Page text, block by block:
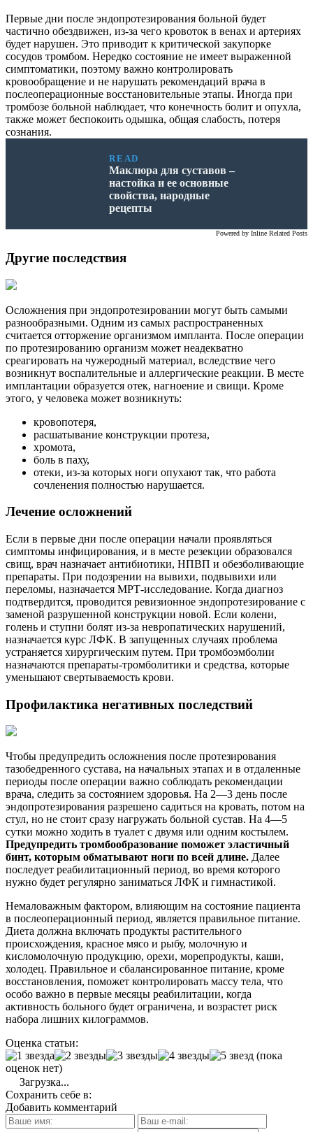
Первые дни после эндопротезирования больной будет
частично обездвижен, из-за чего кровоток в венах и артериях
будет нарушен. Это приводит к критической закупорке
сосудов тромбом. Нередко состояние не имеет выраженной
симптоматики, поэтому важно контролировать
кровообращение и не нарушать рекомендаций врача в
послеоперационные восстановительные этапы. Иногда при
тромбозе больной наблюдает, что конечность болит и опухла,
также может беспокоить одышка, общая слабость, потеря
сознания.
READ
Маклюра для суставов –
настойка и ее основные
свойства, народные
рецепты
Powered by Inline Related Posts
Другие последствия
Осложнения при эндопротезировании могут быть самыми
разнообразными. Одним из самых распространенных
считается отторжение организмом импланта. После операции
по протезированию организм может неадекватно
среагировать на чужеродный материал, вследствие чего
возникнут воспалительные и аллергические реакции. В месте
имплантации образуется отек, нагноение и свищи. Кроме
этого, у человека может возникнуть:
кровопотеря,
расшатывание конструкции протеза,
хромота,
боль в паху,
отеки, из-за которых ноги опухают так, что работа
сочленения полностью нарушается.
Лечение осложнений
Если в первые дни после операции начали проявляться
симптомы инфицирования, и в месте резекции образовался
свищ, врач назначает антибиотики, НПВП и обезболивающие
препараты. При подозрении на вывихи, подвывихи или
переломы, назначается МРТ-исследование. Когда диагноз
подтвердится, проводится ревизионное эндопротезирование с
заменой разрушенной конструкции новой. Если колени,
голень и ступни болят из-за невропатических нарушений,
назначается курс ЛФК. В запущенных случаях проблема
устраняется хирургическим путем. При тромбоэмболии
назначаются препараты-тромболитики и средства, которые
уменьшают свертываемость крови.
Профилактика негативных последствий
Чтобы предупредить осложнения после протезирования
тазобедренного сустава, на начальных этапах и в отдаленные
периоды после операции важно соблюдать рекомендации
врача, следить за состоянием здоровья. На 2—3 день после
эндопротезирования разрешено садиться на кровать, потом на
стул, но не стоит сразу нагружать больной сустав. На 4—5
сутки можно ходить в туалет с двумя или одним костылем.
Предупредить тромбообразование поможет эластичный
бинт, которым обматывают ноги по всей длине. Далее
последует реабилитационный период, во время которого
нужно будет регулярно заниматься ЛФК и гимнастикой.
Немаловажным фактором, влияющим на состояние пациента
в послеоперационный период, является правильное питание.
Диета должна включать продукты растительного
происхождения, красное мясо и рыбу, молочную и
кисломолочную продукцию, орехи, морепродукты, каши,
холодец. Правильное и сбалансированное питание, кроме
восстановления, поможет контролировать массу тела, что
особо важно в первые месяцы реабилитации, когда
активность больного будет ограничена, и возрастет риск
набора лишних килограммов.
Оценка статьи:
(пока
оценок нет)
Загрузка...
Сохранить себе в:
Добавить комментарий